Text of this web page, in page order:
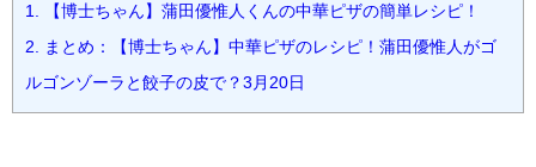
1. 【博士ちゃん】蒲田優惟人くんの中華ピザの簡単レシピ！
2. まとめ：【博士ちゃん】中華ピザのレシピ！蒲田優惟人がゴ
ルゴンゾーラと餃子の皮で？3月20日